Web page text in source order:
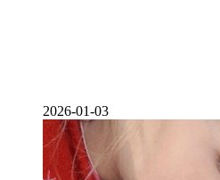
2026-01-03